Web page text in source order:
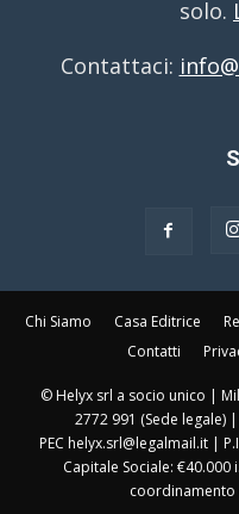
solo.
Contattaci:
Chi Siamo Casa Editrice
Contatti
© Helyx srl a socio unico |
2772 991 (Sede legale)
PEC helyx.srl@legalmail.it |
Capitale Sociale:
coordinamento